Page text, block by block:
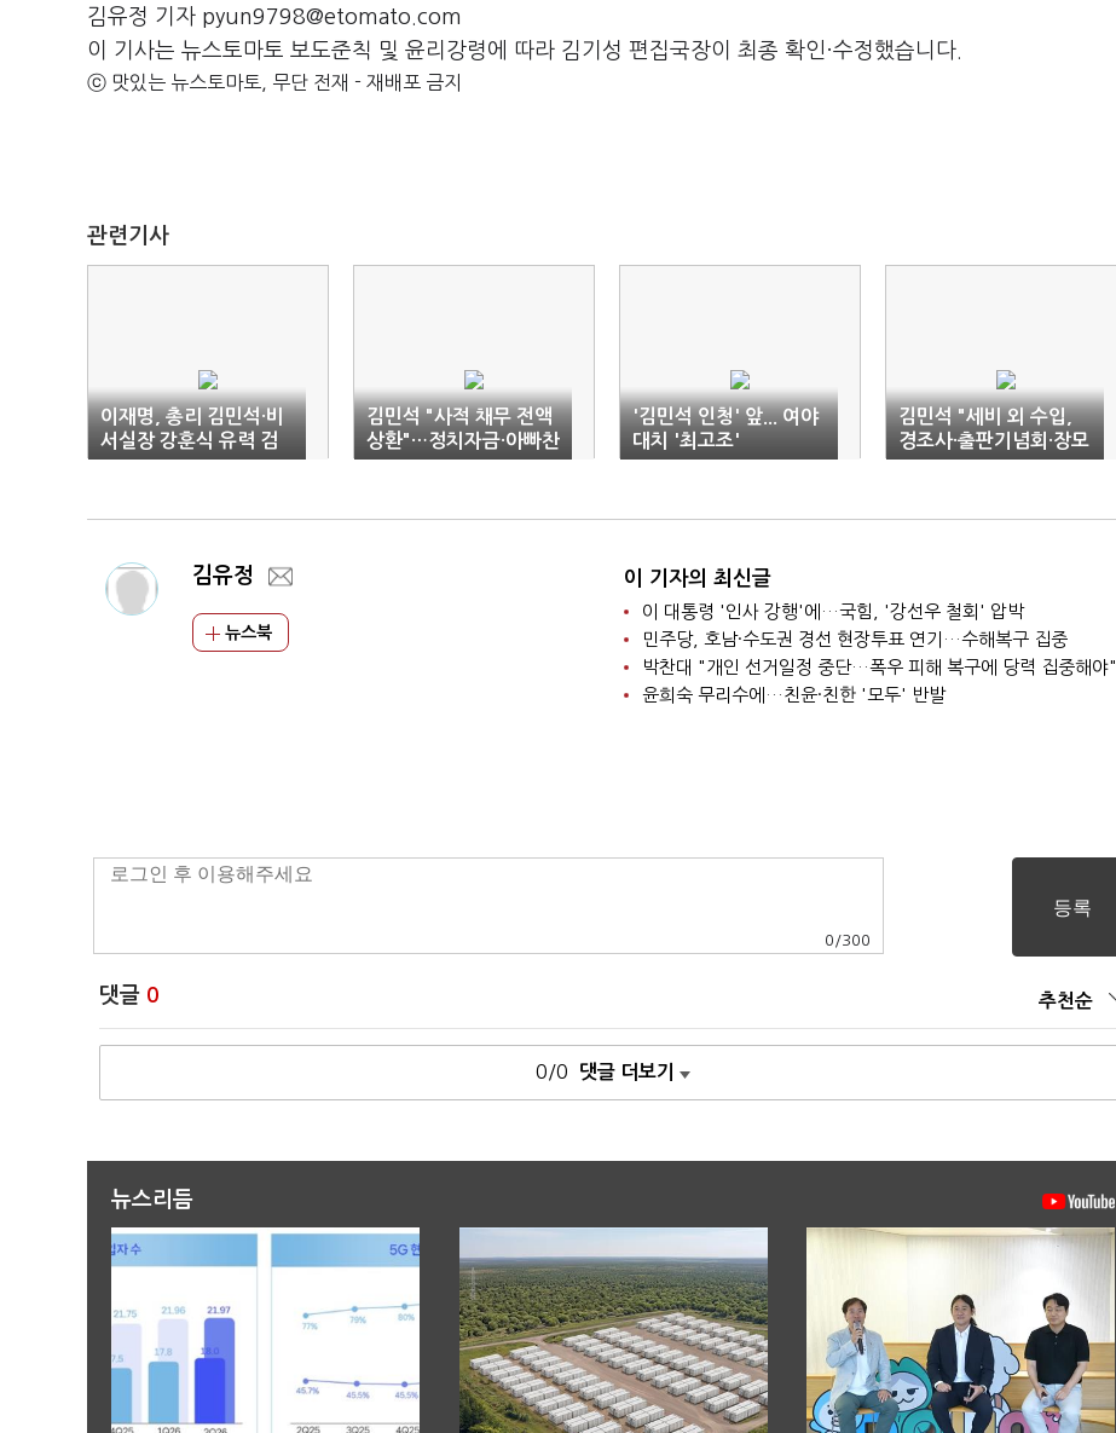
김유정 기자 pyun9798@etomato.com
이 기사는 뉴스토마토 보도준칙 및 윤리강령에 따라 김기성 편집국장이 최종 확인·수정했습니다.
ⓒ 맛있는 뉴스토마토, 무단 전재 - 재배포 금지
관련기사
이재명, 총리 김민석·비
서실장 강훈식 유력 검
토
김민석 "사적 채무 전액
상환"…정치자금·아빠찬
스 논란에 첫 반박
'김민석 인청' 앞... 여야
대치 '최고조'
김민석 "세비 외 수입,
경조사·출판기념회·장모
지원"(종합)
김유정
뉴스북
이 기자의 최신글
이 대통령 '인사 강행'에…국힘, '강선우 철회' 압박
민주당, 호남·수도권 경선 현장투표 연기…수해복구 집중
박찬대 "개인 선거일정 중단…폭우 피해 복구에 당력 집중해야"
윤희숙 무리수에…친윤·친한 '모두' 반발
0 /300
댓글 0 추천순
0/0 댓글 더보기
뉴스리듬